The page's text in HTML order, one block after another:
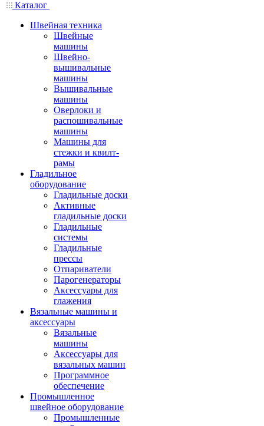
Каталог
Швейная техника
Швейные
машины
Швейно-
вышивальные
машины
Вышивальные
машины
Оверлоки и
распошивальные
машины
Машины для
стежки и квилт-
рамы
Гладильное
оборудование
Гладильные доски
Активные
гладильные доски
Гладильные
системы
Гладильные
прессы
Отпариватели
Парогенераторы
Аксессуары для
глажения
Вязальные машины и
аксессуары
Вязальные
машины
Аксессуары для
вязальных машин
Программное
обеспечение
Промышленное
швейное оборудование
Промышленные